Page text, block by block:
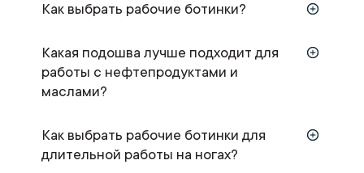
Как выбрать рабочие ботинки?
Какая подошва лучше подходит для
работы с нефтепродуктами и
маслами?
Как выбрать рабочие ботинки для
длительной работы на ногах?